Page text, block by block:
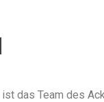
das Team des